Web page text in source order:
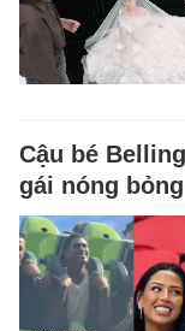
Cậu bé
gái nóng